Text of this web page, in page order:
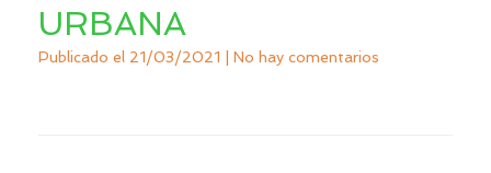
URBANA
Publicado el 21/03/2021 | No hay comentarios